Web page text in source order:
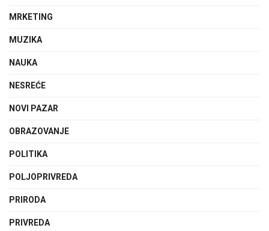
MRKETING
MUZIKA
NAUKA
NESREĆE
NOVI PAZAR
OBRAZOVANJE
POLITIKA
POLJOPRIVREDA
PRIRODA
PRIVREDA